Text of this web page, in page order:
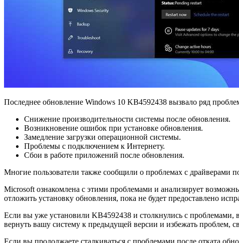
Последнее обновление Windows 10 KB4592438 вызвало ряд
Снижение производительности системы после обновления.
Возникновение ошибок при установке обновления.
Замедление загрузки операционной системы.
Проблемы с подключением к Интернету.
Сбои в работе приложений после обновления.
Многие пользователи также сообщили о проблемах с драйверами
Microsoft ознакомлена с этими проблемами и анализирует
отложить установку обновления, пока не будет предоставлено
Если вы уже установили KB4592438 и столкнулись с проблемами,
вернуть вашу систему к предыдущей версии и избежать проблем,
Если вы продолжаете сталкиваться с проблемами после отката